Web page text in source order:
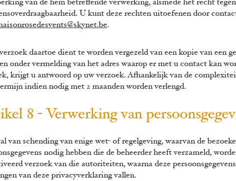
U kunt deze rechten uitoefenen door
.
daartoe dient te worden vergezeld van een kopie van
onder vermelding van het adres waarop er met u contact kan
krijgt u antwoord op uw verzoek. Afhankelijk van de
indien nodig met 2 maanden worden verlengd.
8 - Verwerking van
van schending van enige wet- of regelgeving, waarvan de
nodig hebben die de beheerder heeft verzameld,
verzoek van die autoriteiten, waarna deze
van deze privacyverklaring vallen.